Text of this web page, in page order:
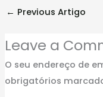
← Previous Artigo
Leave a
O seu endereço de
obrigatórios